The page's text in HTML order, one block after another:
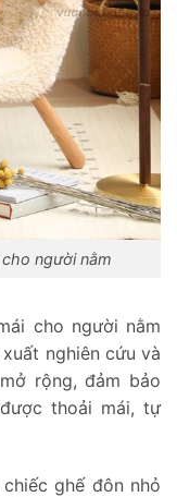
người nằm
cho người nằm
nghiên cứu và
rộng, đảm bảo
thoải mái, tự
ghế đôn nhỏ